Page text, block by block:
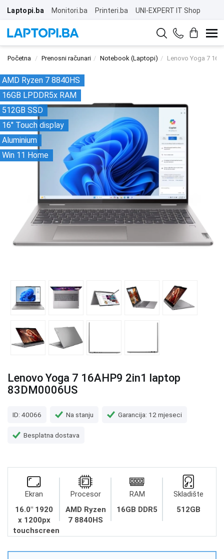
Laptopi.ba Monitori.ba Printeri.ba UNI-EXPERT IT Shop
Početna Prenosni računari Notebook (Laptopi) Lenovo Yoga 7
AMD Ryzen 7 8840HS
16GB LPDDR5x RAM
512GB SSD
16" Touch display
Aluminium
Win 11 Home
Lenovo Yoga 7 16AHP9 2in1 laptop
83DM0006US
ID: 40066 Na stanju Garancija: 12 mjeseci
Besplatna dostava
Ekran
16.0" 1920
x 1200px
touchscreen
Procesor
AMD Ryzen
7 8840HS
RAM
16GB DDR5
Skladište
512GB